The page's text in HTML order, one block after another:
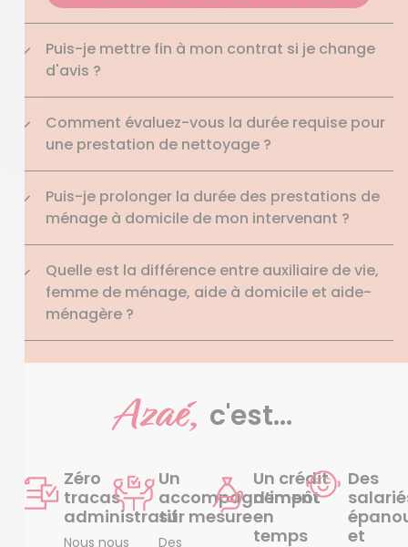
Puis-je mettre fin à mon contrat si je change
d'avis ?
Comment évaluez-vous la durée requise pour
une prestation de nettoyage ?
Puis-je prolonger la durée des prestations de
ménage à domicile de mon intervenant ?
Quelle est la différence entre auxiliaire de vie,
femme de ménage, aide à domicile et aide-
ménagère ?
Azaé, c'est...
Zéro
tracas
administratif
Nous nous
Un
accompagnement
sur mesure
Des
Un crédit
d’impôt
en
temps
Des
et